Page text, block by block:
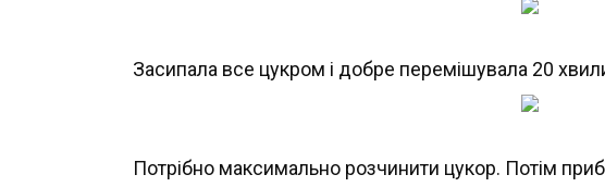
Засипала все цукром і добре перемішувала 20
Потрібно максимально розчинити цукор. Потім